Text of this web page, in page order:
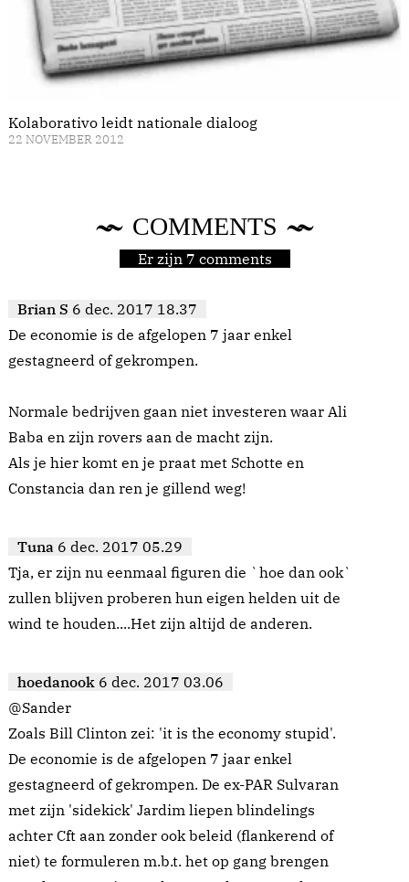
Kolaborativo leidt nationale dialoog
22 NOVEMBER 2012
COMMENTS
Er zijn 7 comments
Brian S 6 dec. 2017 18.37
De economie is de afgelopen 7 jaar enkel
gestagneerd of gekrompen.
Normale bedrijven gaan niet investeren waar Ali
Baba en zijn rovers aan de macht zijn.
Als je hier komt en je praat met Schotte en
Constancia dan ren je gillend weg!
Tuna 6 dec. 2017 05.29
Tja, er zijn nu eenmaal figuren die `hoe dan ook`
zullen blijven proberen hun eigen helden uit de
wind te houden....Het zijn altijd de anderen.
hoedanook 6 dec. 2017 03.06
@Sander
Zoals Bill Clinton zei: 'it is the economy stupid'.
De economie is de afgelopen 7 jaar enkel
gestagneerd of gekrompen. De ex-PAR Sulvaran
met zijn 'sidekick' Jardim liepen blindelings
achter Cft aan zonder ook beleid (flankerend of
niet) te formuleren m.b.t. het op gang brengen